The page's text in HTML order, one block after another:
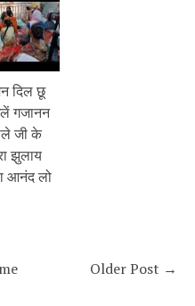
दिल छू
गजानन
जी के
झुलाय
आनंद लो
Older Post →